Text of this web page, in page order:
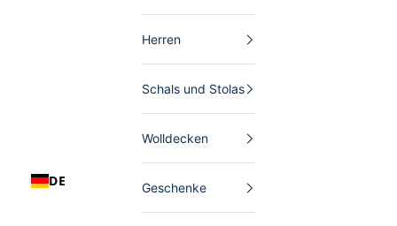
DE
Herren
Schals und Stolas
Wolldecken
Geschenke